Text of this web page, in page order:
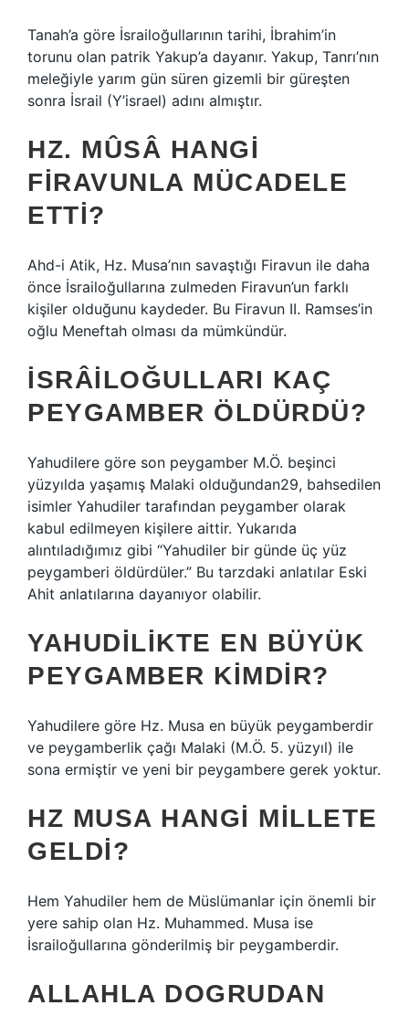
Tanah’a göre İsrailoğullarının tarihi, İbrahim’in
torunu olan patrik Yakup’a dayanır. Yakup, Tanrı’nın
meleğiyle yarım gün süren gizemli bir güreşten
sonra İsrail (Y’israel) adını almıştır.
HZ. MÛSÂ HANGI
FIRAVUNLA MÜCADELE
ETTI?
Ahd-i Atik, Hz. Musa’nın savaştığı Firavun ile daha
önce İsrailoğullarına zulmeden Firavun’un farklı
kişiler olduğunu kaydeder. Bu Firavun II. Ramses’in
oğlu Meneftah olması da mümkündür.
İSRÂILOĞULLARI KAÇ
PEYGAMBER ÖLDÜRDÜ?
Yahudilere göre son peygamber M.Ö. beşinci
yüzyılda yaşamış Malaki olduğundan29, bahsedilen
isimler Yahudiler tarafından peygamber olarak
kabul edilmeyen kişilere aittir. Yukarıda
alıntıladığımız gibi “Yahudiler bir günde üç yüz
peygamberi öldürdüler.” Bu tarzdaki anlatılar Eski
Ahit anlatılarına dayanıyor olabilir.
YAHUDILIKTE EN BÜYÜK
PEYGAMBER KIMDIR?
Yahudilere göre Hz. Musa en büyük peygamberdir
ve peygamberlik çağı Malaki (M.Ö. 5. yüzyıl) ile
sona ermiştir ve yeni bir peygambere gerek yoktur.
HZ MUSA HANGI MILLETE
GELDI?
Hem Yahudiler hem de Müslümanlar için önemli bir
yere sahip olan Hz. Muhammed. Musa ise
İsrailoğullarına gönderilmiş bir peygamberdir.
ALLAHLA DOGRUDAN